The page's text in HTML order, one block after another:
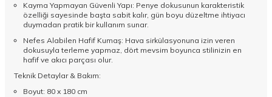
Kayma Yapmayan Güvenli Yapı: Penye dokusunun karakteristik
özelliği sayesinde başta sabit kalır, gün boyu düzeltme ihtiyacı
duymadan pratik bir kullanım sunar.
Nefes Alabilen Hafif Kumaş: Hava sirkülasyonuna izin veren
dokusuyla terleme yapmaz, dört mevsim boyunca stilinizin en
hafif ve akıcı parçası olur.
Teknik Detaylar & Bakım:
Boyut: 80 x 180 cm